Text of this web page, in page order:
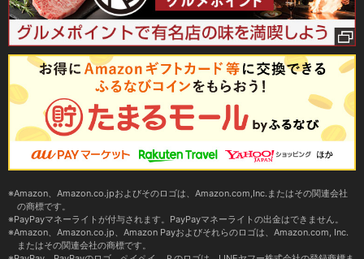
Amazon、Amazon.co.jpおよびそのロゴは、Amazon.com,Inc.またはその関連会社
の商標です。
PayPayマネーライトが付与されます。PayPayマネーライトの出金はできません。
Amazon、Amazon.co.jp、Amazon Payおよびそれらのロゴは、Amazon.com, Inc.
またはその関連会社の商標です。